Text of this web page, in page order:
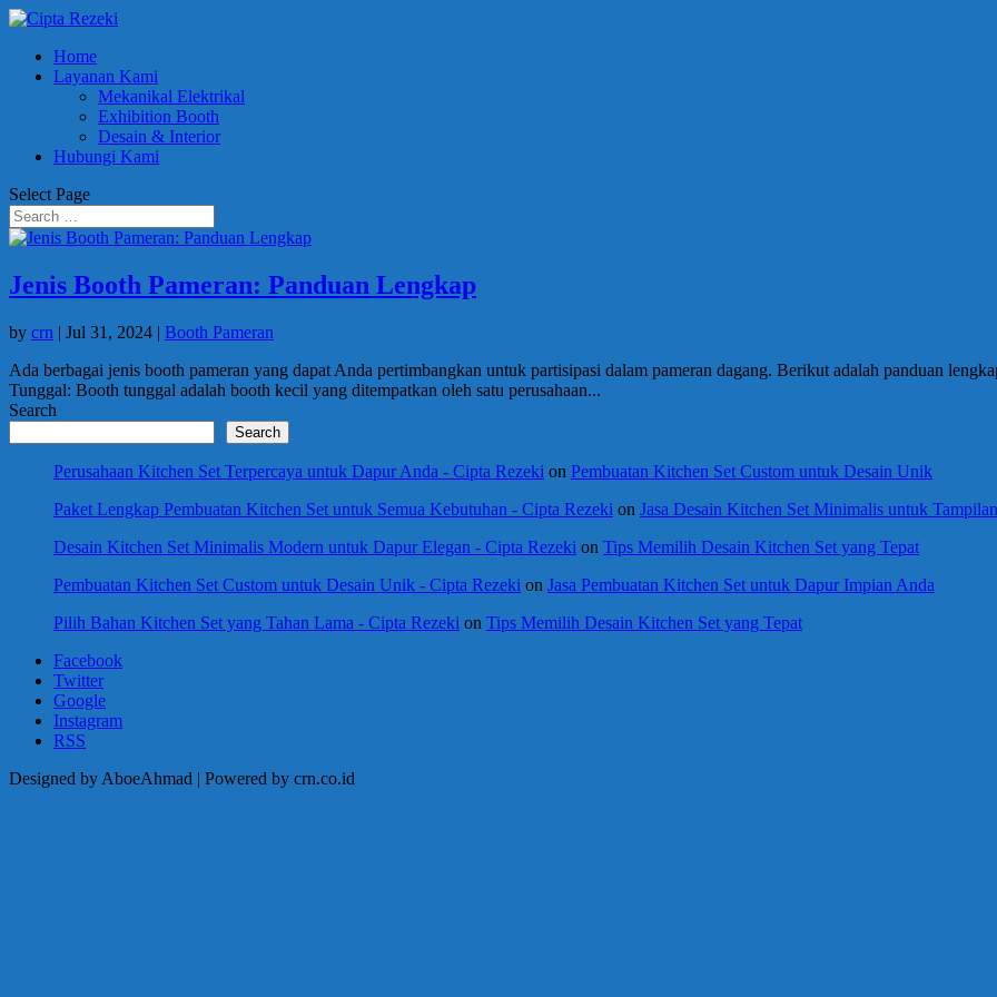
Home
Layanan Kami
Mekanikal Elektrikal
Exhibition Booth
Desain & Interior
Hubungi Kami
Select Page
Jenis Booth Pameran: Panduan Lengkap
by crn | Jul 31, 2024 | Booth Pameran
Ada berbagai jenis booth pameran yang dapat Anda pertimbangkan untuk partisipasi dalam pameran dagang. Berikut adalah panduan
Tunggal: Booth tunggal adalah booth kecil yang ditempatkan oleh satu perusahaan...
Search
Search
Perusahaan Kitchen Set Terpercaya untuk Dapur Anda - Cipta Rezeki on Pembuatan Kitchen Set Custom untuk Desain Unik
Paket Lengkap Pembuatan Kitchen Set untuk Semua Kebutuhan - Cipta Rezeki on Jasa Desain Kitchen Set Minimalis untuk
Desain Kitchen Set Minimalis Modern untuk Dapur Elegan - Cipta Rezeki on Tips Memilih Desain Kitchen Set yang Tepat
Pembuatan Kitchen Set Custom untuk Desain Unik - Cipta Rezeki on Jasa Pembuatan Kitchen Set untuk Dapur Impian Anda
Pilih Bahan Kitchen Set yang Tahan Lama - Cipta Rezeki on Tips Memilih Desain Kitchen Set yang Tepat
Facebook
Twitter
Google
Instagram
RSS
Designed by AboeAhmad | Powered by crn.co.id